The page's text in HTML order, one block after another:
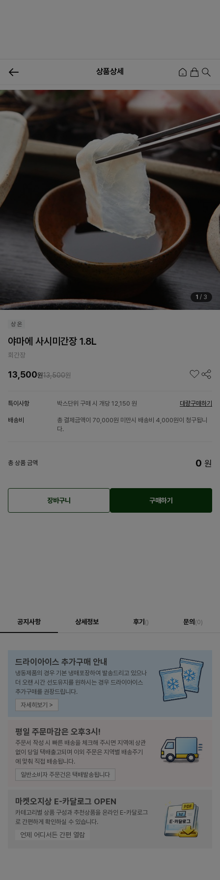
신상품행사상품이벤트메뉴쇼핑사업자등업신청
상품상세
1 / 3
야마에 사시미간장 1.8L
회간장
13,500원13,500원
특이사항 박스단위 구매 시 개당 12,150 원 대량구매하기
배송비
총 결제금액이 70,000원 미만시 배송비 4,000원이 청구됩니
다.
총 상품 금액 0 원
장바구니 구매하기
공지사항 상세정보 후기 () 문의 (0)
드라이아이스 추가구매 안내
냉동제품의 경우 기본 냉매포장하여 발송드리고 있으나
더 오랜 시간 선도유지를 원하시는 경우 드라이아이스
추가구매를 권장드립니다.
자세히보기 >
평일 주문마감은 오후3시!
주문서 작성 시 빠른 배송을 체크해 주시면 지역에 상관
없이 당일 택배출고되며 이외 주문은 지역별 배송주기
에 맞춰 직접 배송됩니다.
일반소비자 주문건은 택배발송됩니다
마켓오지상 E-카달로그 OPEN
카테고리별 상품 구성과 추천상품을 온라인 E-카달로그
로 간편하게 확인하실 수 있습니다.
언제 어디서든 간편 열람